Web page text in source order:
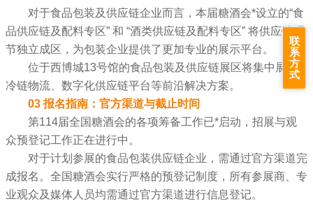
对于食品包装及供应链企业而言，本届糖酒会*设立的“食
品供应链及配料专区” 和 “酒类供应链及配料专区” 将供应链环
节独立成区，为包装企业提供了更加专业的展示平台。
位于西博城13号馆的食品包装及供应链展区将集中展示
冷链物流、数字化供应链平台等前沿解决方案。
03 报名指南：官方渠道与截止时间
第114届全国糖酒会的各项筹备工作已*启动，招展与观
众预登记工作正在进行中。
对于计划参展的食品包装供应链企业，需通过官方渠道完
成报名。全国糖酒会实行严格的预登记制度，所有参展商、专
业观众及媒体人员均需通过官方渠道进行信息登记。
联
系
方
式